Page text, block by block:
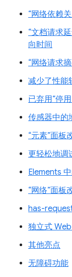
“网络依赖
“文档请求
向时间
“网络请求
减少了性能
已弃用“停
传感器中的
“元素”面板
更轻松地调
Elements
“网络”面板
has-
独立式
其他亮点
无障碍功能